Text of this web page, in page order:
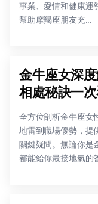
事業、愛情和健康運
幫助摩羯座朋友充...
金牛座女深
相處秘訣一
全方位剖析金牛座女
地雷到職場優勢，提
關鍵疑問。無論你是
都能給你最接地氣的